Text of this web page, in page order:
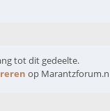
tot dit gedeelte.
op